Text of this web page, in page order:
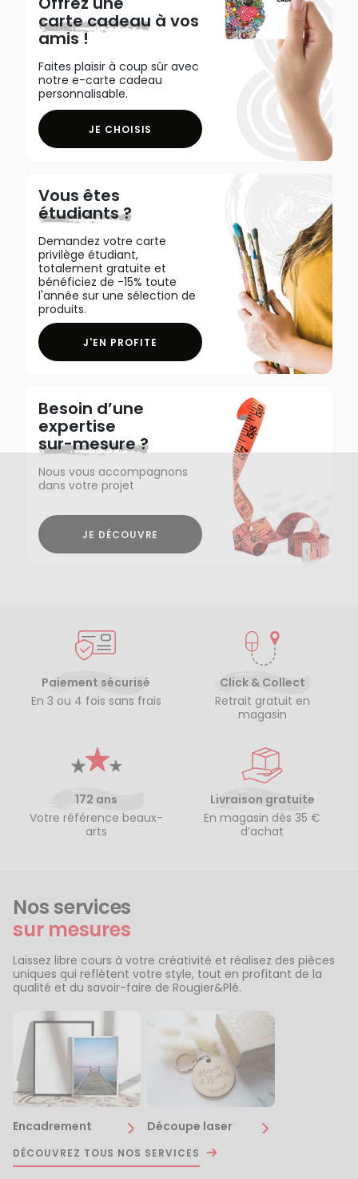
carte cadeau à vos
amis !
Faites plaisir à coup sûr avec
notre e-carte cadeau
personnalisable.
JE CHOISIS
Vous êtes
étudiants ?
Demandez votre carte
privilège étudiant,
totalement gratuite et
bénéficiez de -15% toute
l'année sur une sélection de
produits.
J'EN PROFITE
Besoin d’une
expertise
sur-mesure ?
Nous vous accompagnons
dans votre projet
JE DÉCOUVRE
Paiement sécurisé
En 3 ou 4 fois sans frais
Click & Collect
Retrait gratuit en
magasin
172 ans
Votre référence beaux-
arts
Livraison gratuite
En magasin dès 35 €
d’achat
Nos services
sur mesures
Laissez libre cours à votre créativité et réalisez des pièces
uniques qui reflètent votre style, tout en profitant de la
qualité et du savoir-faire de Rougier&Plé.
Encadrement Découpe laser
DÉCOUVREZ TOUS NOS SERVICES